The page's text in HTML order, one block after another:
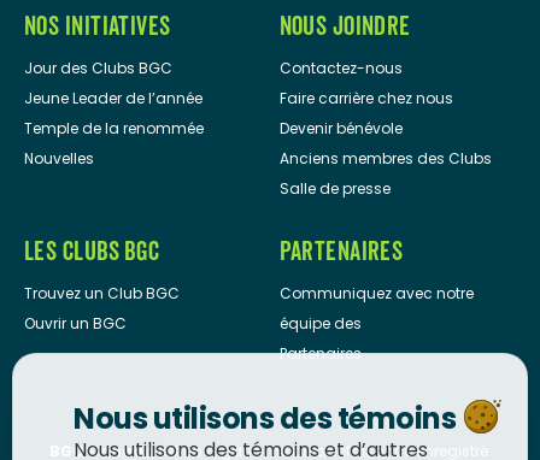
NOS INITIATIVES
Jour des Clubs BGC
Jeune Leader de l’année
Temple de la renommée
Nouvelles
NOUS JOINDRE
Contactez-nous
Faire carrière chez nous
Devenir bénévole
Anciens membres des Clubs
Salle de presse
LES CLUBS BGC
Trouvez un Club BGC
Ouvrir un BGC
PARTENAIRES
Communiquez avec notre
équipe des
Partenaires
BGC Canadaest un organisme de bienfaisance enregistré.
Nous utilisons des témoins
Nous utilisons des témoins et d’autres